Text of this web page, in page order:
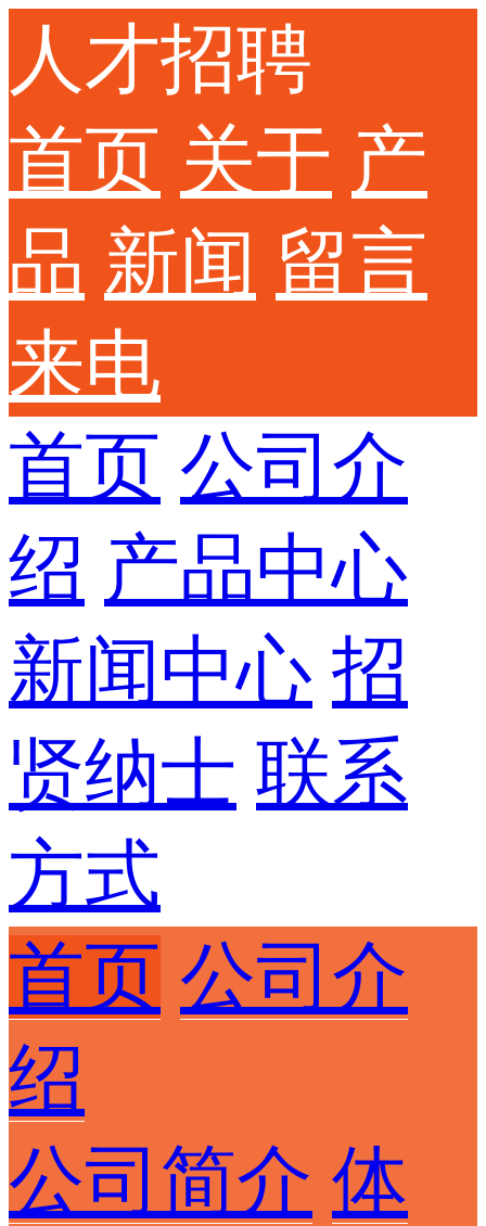
人才招聘
首页 关于 产
品 新闻 留言
来电
首页 公司介
绍 产品中心
新闻中心 招
贤纳士 联系
方式
首页 公司介
绍
公司简介 体